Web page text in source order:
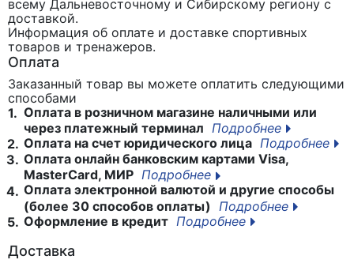
всему Дальневосточному и Сибирскому региону с
доставкой.
Информация об оплате и доставке спортивных
товаров и тренажеров.
Оплата
Заказанный товар вы можете оплатить следующими
способами
1. Оплата в розничном магазине наличными или
через платежный терминал Подробнее
2. Оплата на счет юридического лица Подробнее
3. Оплата онлайн банковским картами Visa,
MasterCard, МИР Подробнее
4. Оплата электронной валютой и другие способы
(более 30 способов оплаты)
Подробнее
5. Оформление в кредит Подробнее
Доставка